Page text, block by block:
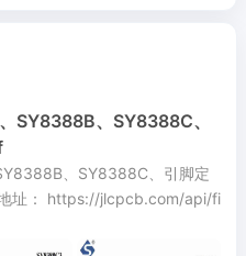
SY8388B、SY8388C、
、SY8388C、引脚定
址： https://jlcpcb.com/api/fi